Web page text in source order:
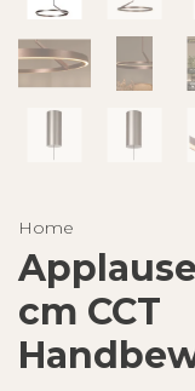
Home
cm CCT